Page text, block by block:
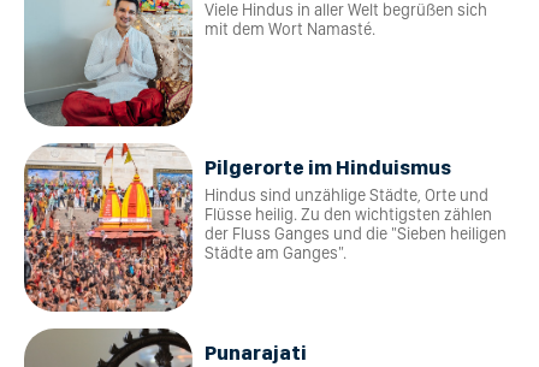
Viele Hindus in aller Welt begrüßen sich
mit dem Wort Namasté.
Pilgerorte im Hinduismus
Hindus sind unzählige Städte, Orte und
Flüsse heilig. Zu den wichtigsten zählen
der Fluss Ganges und die "Sieben heiligen
Städte am Ganges".
Punarajati